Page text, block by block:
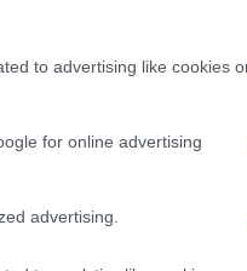
to advertising like cookies
for online advertising
advertising.
foram
projetado para